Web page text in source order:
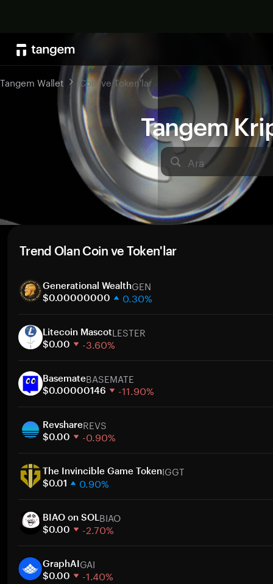
Tangem
Ara
Tangem Wallet Coin ve Token'lar
Trend Olan Coin ve Token'lar
Generational WealthGEN
$0.00000000 0.30%
30 gün
Piyasa değeri
Litecoin MascotLESTER
$0.00 -3.60%
30 gün
Piyasa değeri
BasemateBASEMATE
$0.00000146 -11.90%
30 gün
Piyasa değeri
RevshareREVS
$0.00 -0.90%
30 gün
Piyasa değeri
The Invincible Game TokenIGGT
$0.01 0.90%
30 gün
Piyasa değeri
BIAO on SOL BIAO
$0.00 -2.70%
30 gün
Piyasa değeri
GraphAIGAI
$0.00 -1.40%